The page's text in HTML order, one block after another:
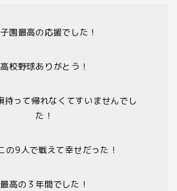
園最高の応援でした！
高校野球ありがとう！
持って帰れなくてすいませんでし
た！
の9人で戦えて幸せだった！
最高の３年間でした！